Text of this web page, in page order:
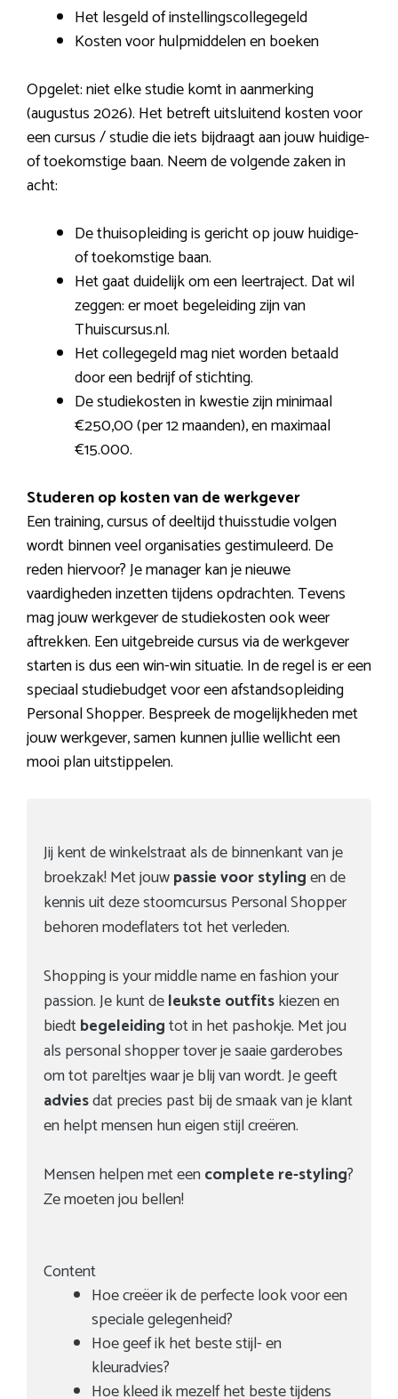
Het lesgeld of instellingscollegegeld
Kosten voor hulpmiddelen en boeken
Opgelet: niet elke studie komt in aanmerking
(augustus 2026). Het betreft uitsluitend kosten voor
een cursus / studie die iets bijdraagt aan jouw huidige-
of toekomstige baan. Neem de volgende zaken in
acht:
De thuisopleiding is gericht op jouw huidige-
of toekomstige baan.
Het gaat duidelijk om een leertraject. Dat wil
zeggen: er moet begeleiding zijn van
Thuiscursus.nl.
Het collegegeld mag niet worden betaald
door een bedrijf of stichting.
De studiekosten in kwestie zijn minimaal
€250,00 (per 12 maanden), en maximaal
€15.000.
Studeren op kosten van de werkgever
Een training, cursus of deeltijd thuisstudie volgen
wordt binnen veel organisaties gestimuleerd. De
reden hiervoor? Je manager kan je nieuwe
vaardigheden inzetten tijdens opdrachten. Tevens
mag jouw werkgever de studiekosten ook weer
aftrekken. Een uitgebreide cursus via de werkgever
starten is dus een win-win situatie. In de regel is er een
speciaal studiebudget voor een afstandsopleiding
Personal Shopper. Bespreek de mogelijkheden met
jouw werkgever, samen kunnen jullie wellicht een
mooi plan uitstippelen.
Jij kent de winkelstraat als de binnenkant van je
broekzak! Met jouwpassie voor stylingen de
kennis uit deze stoomcursus Personal Shopper
behoren modeflaters tot het verleden.
Shopping is your middle name en fashion your
passion. Je kunt deleukste outfitskiezen en
biedtbegeleidingtot in het pashokje. Met jou
als personal shopper tover je saaie garderobes
om tot pareltjes waar je blij van wordt. Je geeft
adviesdat precies past bij de smaak van je klant
en helpt mensen hun eigen stijl creëren.
Mensen helpen met eencomplete re-styling?
Ze moeten jou bellen!
Content
Hoe creëer ik de perfecte look voor een
speciale gelegenheid?
Hoe geef ik het beste stijl- en
kleuradvies?
Hoe kleed ik mezelf het beste tijdens